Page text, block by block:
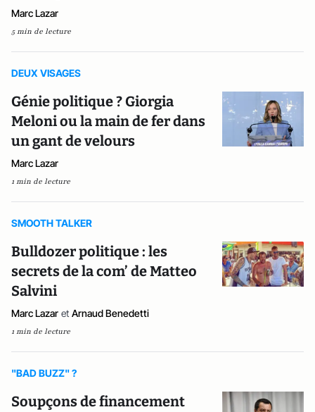
Marc Lazar
5 min de lecture
DEUX VISAGES
Génie politique ? Giorgia
Meloni ou la main de fer dans
un gant de velours
Marc Lazar
1 min de lecture
SMOOTH TALKER
Bulldozer politique : les
secrets de la com’ de Matteo
Salvini
Marc Lazar et Arnaud Benedetti
1 min de lecture
"BAD BUZZ" ?
Soupçons de financement